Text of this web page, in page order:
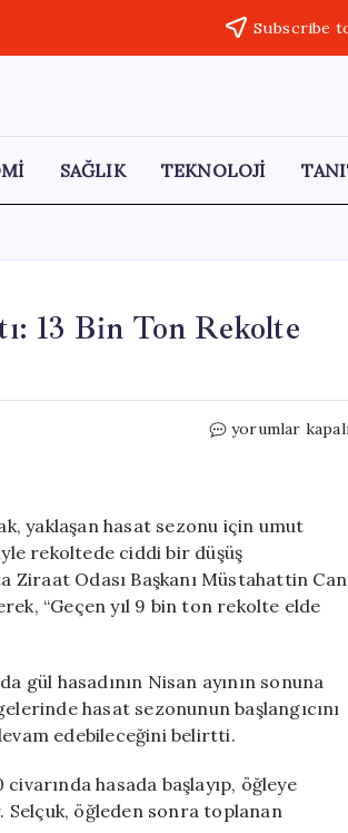
Subscribe
SAĞLIK TEKNOLOJİ
13 Bin Ton Rekolte
Isparta’da
Beklentiler
Arttı:
13
Bin
Ton
için
yorumlar
yaklaşan hasat sezonu için umut
rekoltede ciddi bir düşüş
Ziraat Odası Başkanı Müstahattin Can
“Geçen yıl 9 bin ton rekolte elde
hasadının Nisan ayının sonuna
hasat sezonunun başlangıcını
edebileceğini belirtti.
hasada başlayıp, öğleye
Selçuk, öğleden sonra toplanan